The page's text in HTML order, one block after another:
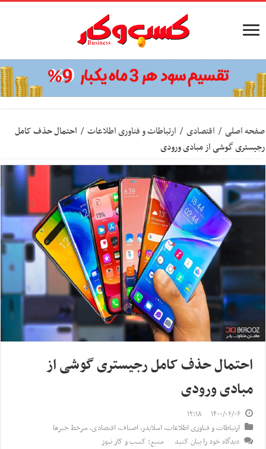
صفحه اصلی / اقتصادی / ارتباطات و فناوری اطلاعات / احتمال حذف کامل
رجیستری گوشی از مبادی ورودی
احتمال حذف کامل رجیستری گوشی از
مبادی ورودی
۱۴۰۰/۰۶/۰۶
۱۲:۱۸
ارتباطات و فناوری اطلاعات,اسلایدر,اصناف,اقتصادی,سرخط خبرها
دیدگاه خود را بیان کنید
منبع: کسب و کار نیوز